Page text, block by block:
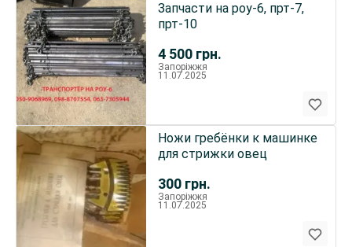
4 500 грн.
Запчасти на роу-6, прт-7,
прт-10
Запоріжжя
11.07.2025
300 грн.
Ножи гребёнки к машинке
для стрижки овец
Запоріжжя
11.07.2025